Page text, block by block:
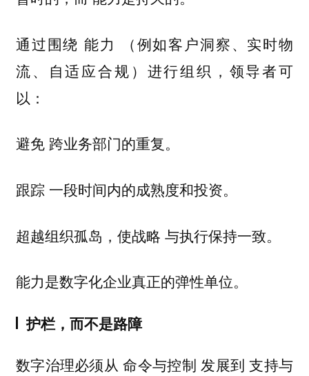
通过围绕能力
（例如客户洞察、实时物
流、自适应合规）进行组织，领导者可
以：
避免跨业务部门的重复。
跟踪 一段时间内的成熟度和投资。
超越组织孤岛，使战略 与执行保持一致。
能力是数字化企业真正的弹性单位。
护栏，而不是路障
数字治理必须从命令与控制 发展到支持与